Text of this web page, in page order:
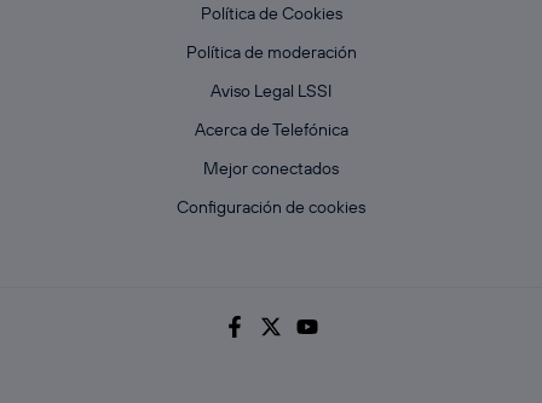
Política de Cookies
Política de moderación
Aviso Legal LSSI
Acerca de Telefónica
Mejor conectados
Configuración de cookies